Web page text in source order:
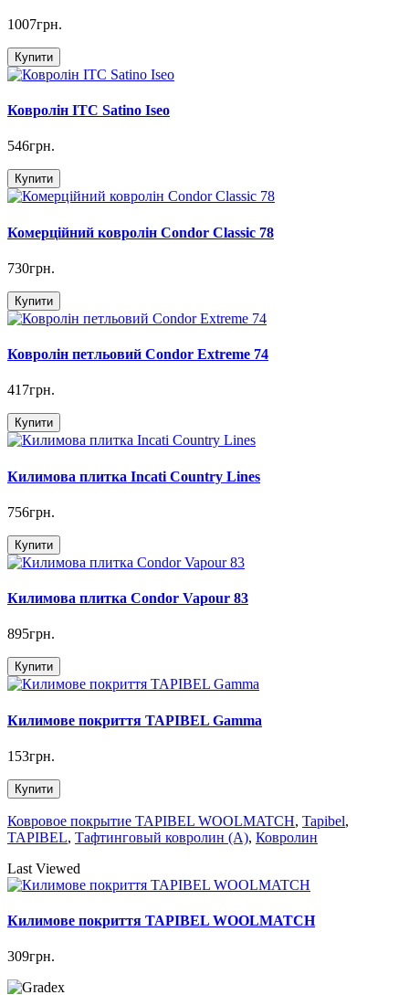
1007грн.
Купити
Ковролін ITC Satino Iseo
546грн.
Купити
Комерційний ковролін Condor Classic 78
730грн.
Купити
Ковролін петльовий Condor Extreme 74
417грн.
Купити
Килимова плитка Incati Country Lines
756грн.
Купити
Килимова плитка Condor Vapour 83
895грн.
Купити
Килимове покриття TAPIBEL Gamma
153грн.
Купити
Ковровое покрытие TAPIBEL WOOLMATCH, Tapibel,
TAPIBEL, Тафтинговый ковролин (A), Ковролин
Last Viewed
Килимове покриття TAPIBEL WOOLMATCH
309грн.